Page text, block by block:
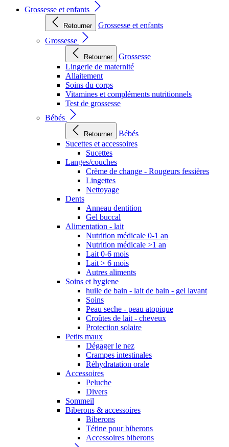
Grossesse et enfants
Retourner
Grossesse et enfants
Grossesse
Retourner
Grossesse
Lingerie de maternité
Allaitement
Soins du corps
Vitamines et compléments nutritionnels
Test de grossesse
Bébés
Retourner
Bébés
Sucettes et accessoires
Sucettes
Langes/couches
Crème de change - Rougeurs fessières
Lingettes
Nettoyage
Dents
Anneau dentition
Gel buccal
Alimentation - lait
Nutrition médicale 0-1 an
Nutrition médicale >1 an
Lait 0-6 mois
Lait > 6 mois
Autres aliments
Soins et hygiene
huile de bain - lait de bain - gel lavant
Soins
Peau seche - peau atopique
Croûtes de lait - cheveux
Protection solaire
Petits maux
Dégager le nez
Crampes intestinales
Réhydratation orale
Accessoires
Peluche
Divers
Sommeil
Biberons & accessoires
Biberons
Tétine pour biberons
Accessoires biberons